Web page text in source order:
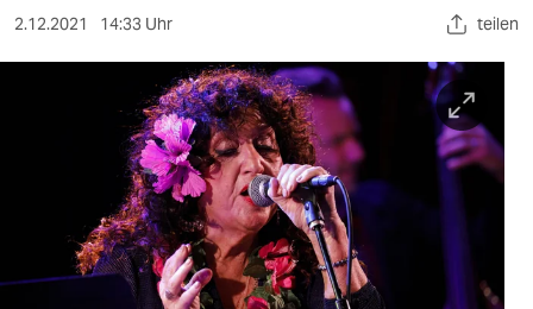
kultur
sport
wahrheit
verlag
2.12.2021 14:33 Uhr teilen